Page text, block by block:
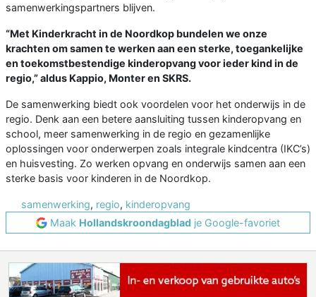
samenwerkingspartners blijven.
“Met Kinderkracht in de Noordkop bundelen we onze
krachten om samen te werken aan een sterke, toegankelijke
en toekomstbestendige kinderopvang voor ieder kind in de
regio,” aldus Kappio, Monter en SKRS.
De samenwerking biedt ook voordelen voor het onderwijs in de
regio. Denk aan een betere aansluiting tussen kinderopvang en
school, meer samenwerking in de regio en gezamenlijke
oplossingen voor onderwerpen zoals integrale kindcentra (IKC’s)
en huisvesting. Zo werken opvang en onderwijs samen aan een
sterke basis voor kinderen in de Noordkop.
samenwerking, regio, kinderopvang
Maak Hollandskroondagblad je Google-favoriet